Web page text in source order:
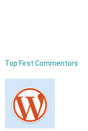
Top First Commentors